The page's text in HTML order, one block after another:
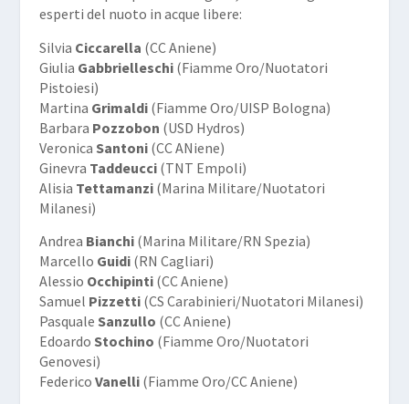
esperti del nuoto in acque libere:
Silvia Ciccarella (CC Aniene)
Giulia Gabbrielleschi(Fiamme Oro/Nuotatori
Pistoiesi)
Martina Grimaldi(Fiamme Oro/UISP Bologna)
Barbara Pozzobon (USD Hydros)
Veronica Santoni(CC ANiene)
Ginevra Taddeucci(TNT Empoli)
Alisia Tettamanzi(Marina Militare/Nuotatori
Milanesi)
Andrea Bianchi(Marina Militare/RN Spezia)
Marcello Guidi(RN Cagliari)
Alessio Occhipinti(CC Aniene)
Samuel Pizzetti(CS Carabinieri/Nuotatori Milanesi)
Pasquale Sanzullo (CC Aniene)
Edoardo Stochino (Fiamme Oro/Nuotatori
Genovesi)
Federico Vanelli(Fiamme Oro/CC Aniene)